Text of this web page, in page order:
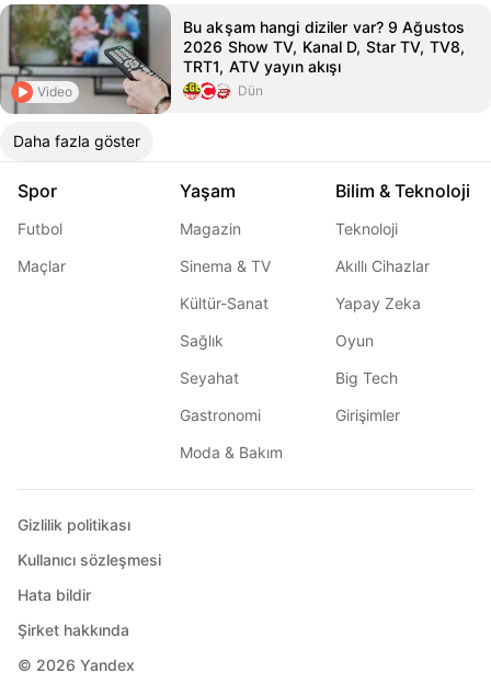
Video
Bu akşam hangi diziler var? 9 Ağustos
2026 Show TV, Kanal D, Star TV, TV8,
TRT1, ATV yayın akışı
Dün
Daha fazla göster
Spor
Futbol
Maçlar
Yaşam
Magazin
Sinema & TV
Kültür-Sanat
Sağlık
Seyahat
Gastronomi
Moda & Bakım
Bilim & Teknoloji
Teknoloji
Akıllı Cihazlar
Yapay Zeka
Oyun
Big Tech
Girişimler
© 2026 Yandex
Gizlilik politikası
Kullanıcı sözleşmesi
Hata bildir
Şirket hakkında